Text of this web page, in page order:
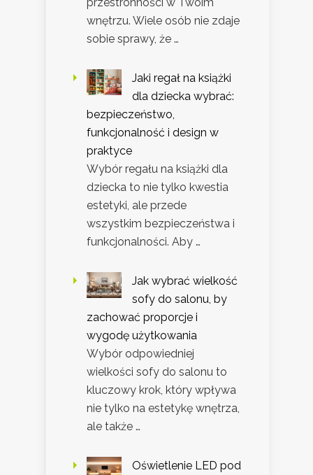
wnętrzu. Wiele osób nie zdaje
sobie sprawy, że …
Jaki regał na książki
dla dziecka wybrać:
bezpieczeństwo,
funkcjonalność i design w
praktyce
Wybór regału na książki dla
dziecka to nie tylko kwestia
estetyki, ale przede
wszystkim bezpieczeństwa i
funkcjonalności. Aby …
Jak wybrać wielkość
sofy do salonu, by
zachować proporcje i
wygodę użytkowania
Wybór odpowiedniej
wielkości sofy do salonu to
kluczowy krok, który wpływa
nie tylko na estetykę wnętrza,
ale także …
Oświetlenie LED pod